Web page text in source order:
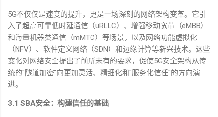
5G不仅仅是速度的提升，更是一场深刻的网络架构变革。它引
入了超高可靠低时延通信（uRLLC）、增强移动宽带（eMBB）
和海量机器类通信（mMTC）等场景，以及网络功能虚拟化
（NFV）、软件定义网络（SDN）和边缘计算等新兴技术。这些
变化对网络安全提出了前所未有的要求，促使5G安全架构从传
统的"隧道加密"向更加灵活、精细化和"服务化信任"的方向演
进。
3.1 SBA安全：构建信任的基础